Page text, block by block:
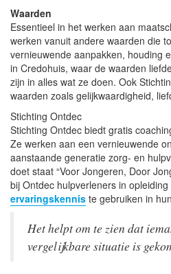
Waarden
Essentieel in het werken aan
werken vanuit andere waarden die
vernieuwende aanpakken, houding
in Credohuis, waar de waarden
zijn in alles wat ze doen. Ook
waarden zoals gelijkwaardigheid,
Stichting Ontdec
Stichting Ontdec biedt gratis
Ze werken aan een vernieuwende
aanstaande generatie zorg- en
doet staat “Voor Jongeren, Door
bij Ontdec hulpverleners in
ervaringskennis te gebruiken in
Het helpt om te zien dat
vergelijkbare situatie is